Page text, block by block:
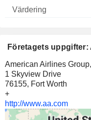
Företagets
American Airlines
1 Skyview Drive
76155, Fort Worth
+
http://www.aa.com